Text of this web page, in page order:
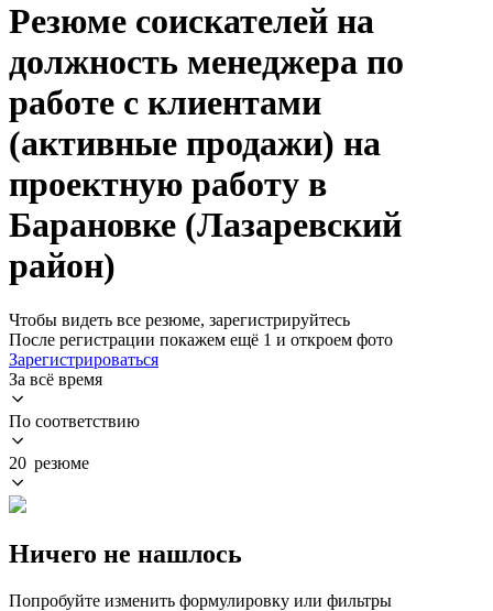
Резюме соискателей на
должность менеджера по
работе с клиентами
(активные продажи) на
проектную работу в
Барановке (Лазаревский
район)
Чтобы видеть все резюме, зарегистрируйтесь
После регистрации покажем ещё 1 и откроем фото
Зарегистрироваться
За всё время
По соответствию
20 резюме
Ничего не нашлось
Попробуйте изменить формулировку или фильтры